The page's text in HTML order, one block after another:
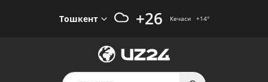
Тошкент +26 Кечаси +14°